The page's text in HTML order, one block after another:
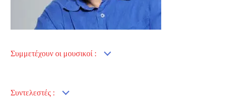
Συμμετέχουν οι μουσικοί :
Συντελεστές :